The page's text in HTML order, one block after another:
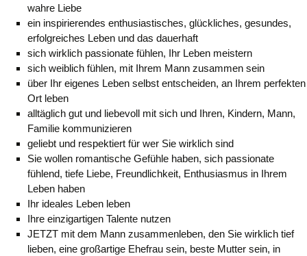
wahre Liebe
ein inspirierendes enthusiastisches, glückliches, gesundes,
erfolgreiches Leben und das dauerhaft
sich wirklich passionate fühlen, Ihr Leben meistern
sich weiblich fühlen, mit Ihrem Mann zusammen sein
über Ihr eigenes Leben selbst entscheiden, an Ihrem perfekten
Ort leben
alltäglich gut und liebevoll mit sich und Ihren, Kindern, Mann,
Familie kommunizieren
geliebt und respektiert für wer Sie wirklich sind
Sie wollen romantische Gefühle haben, sich passionate
fühlend, tiefe Liebe, Freundlichkeit, Enthusiasmus in Ihrem
Leben haben
Ihr ideales Leben leben
Ihre einzigartigen Talente nutzen
JETZT mit dem Mann zusammenleben, den Sie wirklich tief
lieben, eine großartige Ehefrau sein, beste Mutter sein, in